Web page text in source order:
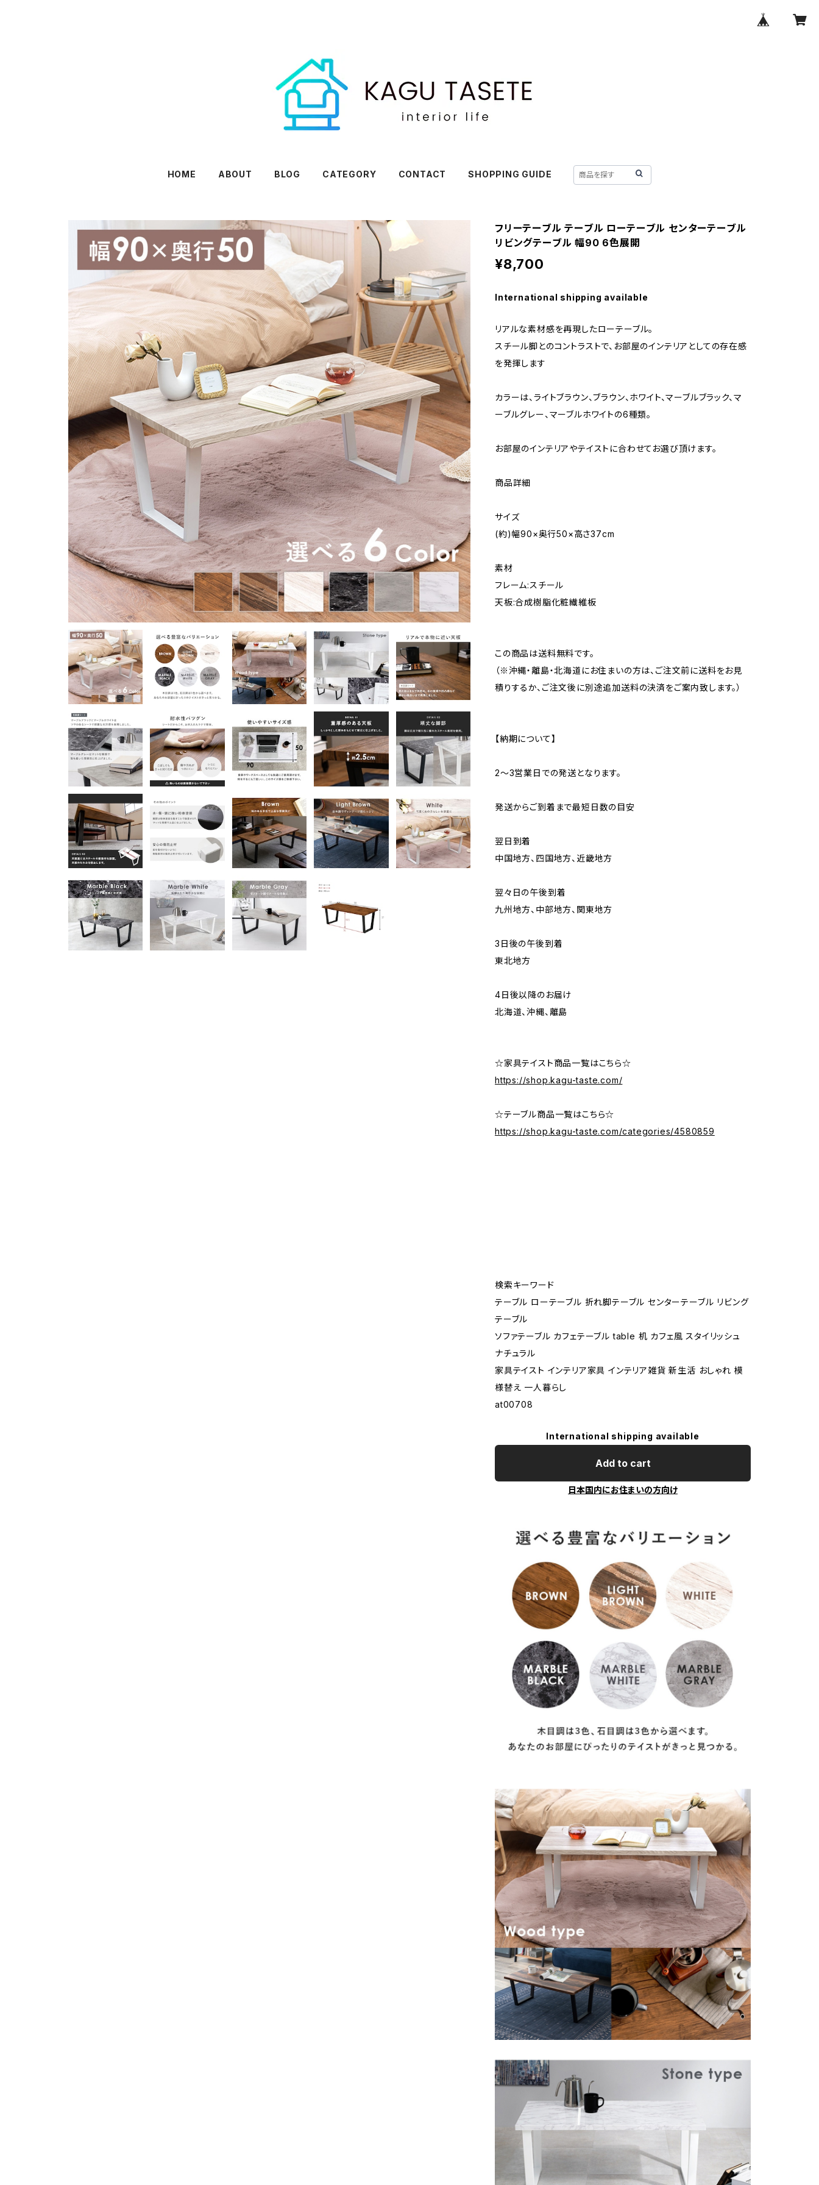
HOME ABOUT BLOG CATEGORY CONTACT SHOPPING GUIDE
フリーテーブル テーブル ローテーブル センターテーブル
リビングテーブル 幅90 6色展開
¥8,700
International shipping available
リアルな素材感を再現したローテーブル。
スチール脚とのコントラストで、お部屋のインテリアとしての存在感
を発揮します
カラーは、ライトブラウン、ブラウン、ホワイト、マーブルブラック、マ
ーブルグレー、マーブルホワイトの6種類。
お部屋のインテリアやテイストに合わせてお選び頂けます。
商品詳細
サイズ
(約)幅90×奥行50×高さ37cm
素材
フレーム:スチール
天板:合成樹脂化粧繊維板
この商品は送料無料です。
（※沖縄・離島・北海道にお住まいの方は、ご注文前に送料をお見
積りするか、ご注文後に別途追加送料の決済をご案内致します。）
【納期について】
2〜3営業日での発送となります。
発送からご到着まで最短日数の目安
翌日到着
中国地方、四国地方、近畿地方
翌々日の午後到着
九州地方、中部地方、関東地方
3日後の午後到着
東北地方
4日後以降のお届け
北海道、沖縄、離島
☆家具テイスト商品一覧はこちら☆
https://shop.kagu-taste.com/
☆テーブル商品一覧はこちら☆
https://shop.kagu-taste.com/categories/4580859
検索キーワード
テーブル ローテーブル 折れ脚テーブル センターテーブル リビング
テーブル
ソファテーブル カフェテーブル table 机 カフェ風 スタイリッシュ
ナチュラル
家具テイスト インテリア家具 インテリア雑貨 新生活 おしゃれ 模
様替え 一人暮らし
at00708
International shipping available
Add to cart
日本国内にお住まいの方向け